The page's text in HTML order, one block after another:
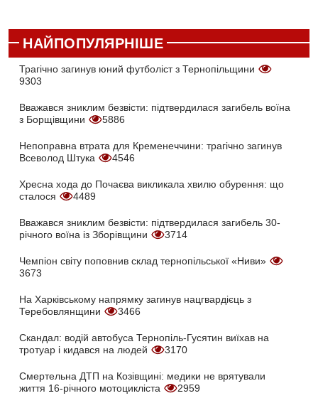
НАЙПОПУЛЯРНІШЕ
Трагічно загинув юний футболіст з Тернопільщини
9303
Вважався зниклим безвісти: підтвердилася загибель воїна
з Борщівщини
5886
Непоправна втрата для Кременеччини: трагічно загинув
Всеволод Штука
4546
Хресна хода до Почаєва викликала хвилю обурення: що
сталося
4489
Вважався зниклим безвісти: підтвердилася загибель 30-
річного воїна із Зборівщини
3714
Чемпіон світу поповнив склад тернопільської «Ниви»
3673
На Харківському напрямку загинув нацгвардієць з
Теребовлянщини
3466
Скандал: водій автобуса Тернопіль-Гусятин виїхав на
тротуар і кидався на людей
3170
Смертельна ДТП на Козівщині: медики не врятували
життя 16-річного мотоцикліста
2959